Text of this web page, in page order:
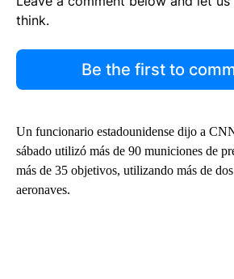
think.
Be the first to
Un funcionario estadounidense dijo a
sábado utilizó más de 90 municiones de
más de 35 objetivos, utilizando más de
aeronaves.